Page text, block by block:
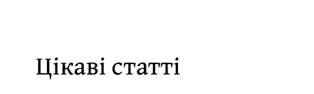
Цікаві статті